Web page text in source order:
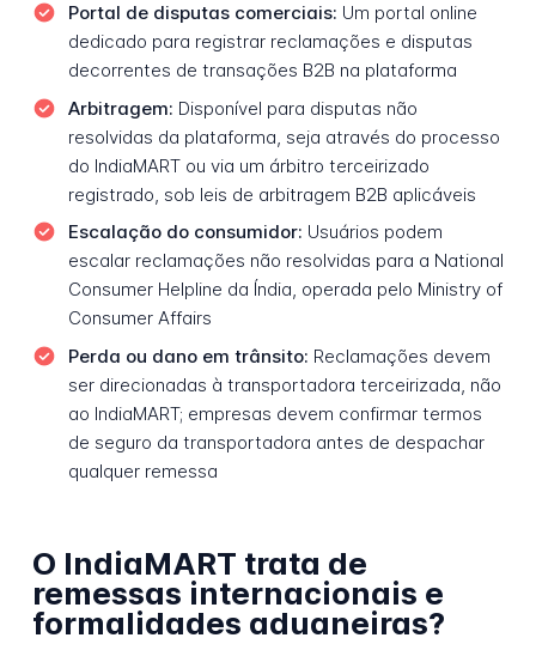
Portal de disputas comerciais: Um portal online
dedicado para registrar reclamações e disputas
decorrentes de transações B2B na plataforma
Arbitragem: Disponível para disputas não
resolvidas da plataforma, seja através do processo
do IndiaMART ou via um árbitro terceirizado
registrado, sob leis de arbitragem B2B aplicáveis
Escalação do consumidor: Usuários podem
escalar reclamações não resolvidas para a National
Consumer Helpline da Índia, operada pelo Ministry of
Consumer Affairs
Perda ou dano em trânsito: Reclamações devem
ser direcionadas à transportadora terceirizada, não
ao IndiaMART; empresas devem confirmar termos
de seguro da transportadora antes de despachar
qualquer remessa
O IndiaMART trata de
remessas internacionais e
formalidades aduaneiras?